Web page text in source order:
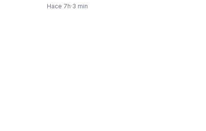
la invitación al cuerpo…
Hace 7h·3 min